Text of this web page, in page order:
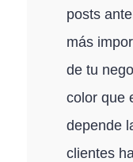
posts
más
de tu
color que
depende
clientes